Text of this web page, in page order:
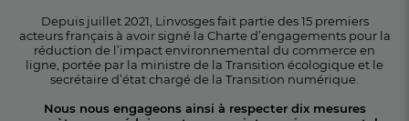
Depuis juillet 2021, Linvosges fait partie des 15 premiers
acteurs français à avoir signé la Charte d’engagements pour la
réduction de l’impact environnemental du commerce en
ligne, portée par la ministre de la Transition écologique et le
secrétaire d’état chargé de la Transition numérique.
Nous nous engageons ainsi à respecter dix mesures